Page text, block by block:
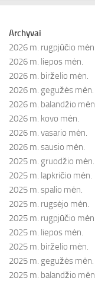
Archyvai
2026 m. rugpjūčio mėn.
2026 m. liepos mėn.
2026 m. birželio mėn.
2026 m. gegužės mėn.
2026 m. balandžio mėn.
2026 m. kovo mėn.
2026 m. vasario mėn.
2026 m. sausio mėn.
2025 m. gruodžio mėn.
2025 m. lapkričio mėn.
2025 m. spalio mėn.
2025 m. rugsėjo mėn.
2025 m. rugpjūčio mėn.
2025 m. liepos mėn.
2025 m. birželio mėn.
2025 m. gegužės mėn.
2025 m. balandžio mėn.